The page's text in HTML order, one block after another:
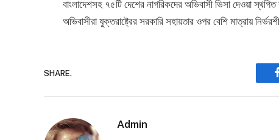
বাংলাদেশসহ ৭৫টি দেশের নাগরিকদের অভিবাসী ভিসা দেওয়া
অভিবাসীরা যুক্তরাষ্ট্রের সরকারি সহায়তার ওপর বেশি মাত্রায়
SHARE.
Admin